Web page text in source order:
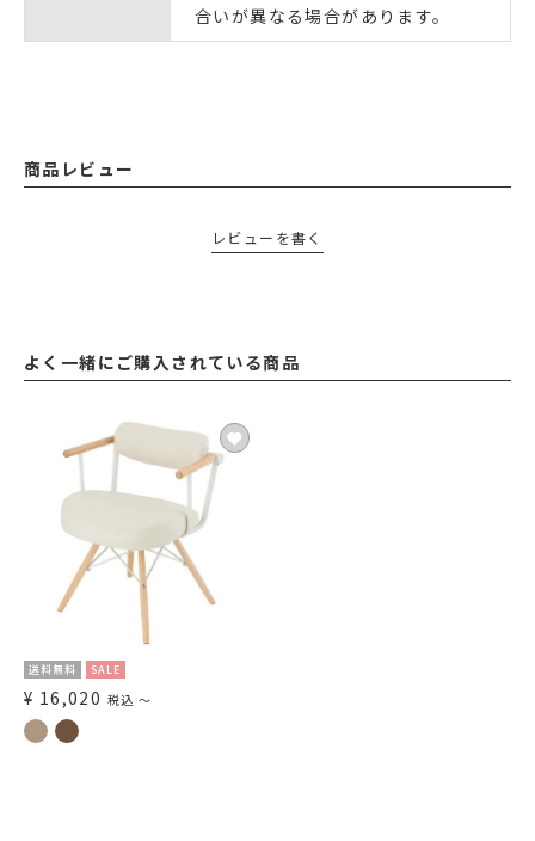
合いが異なる場合があります。
商品レビュー
レビューを書く
よく一緒にご購入されている商品
送料無料 SALE
¥ 16,020 税込 〜